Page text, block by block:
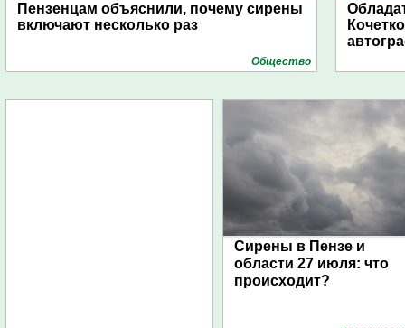
Пензенцам объяснили, почему сирены
включают несколько раз
Общество
Сирены в Пензе и
области 27 июля: что
происходит?